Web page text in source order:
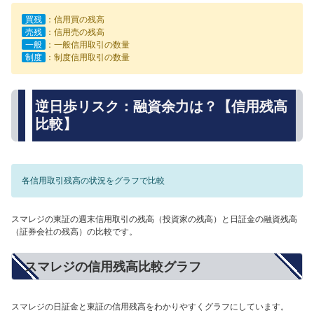
買残
：信用買の残高
売残
：信用売の残高
一般
：一般信用取引の数量
制度
：制度信用取引の数量
逆日歩リスク：融資余力は？【信用残高
比較】
各信用取引残高の状況をグラフで比較
スマレジの東証の週末信用取引の残高（投資家の残高）と日証金の融資残高
（証券会社の残高）の比較です。
スマレジの信用残高比較グラフ
スマレジの日証金と東証の信用残高をわかりやすくグラフにしています。